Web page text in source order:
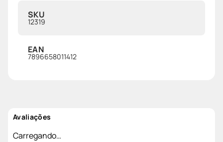
SKU
12319
EAN
7896658011412
Avaliações
Carregando…